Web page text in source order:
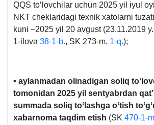
QQS toʻlovchilar uchun 2025 yil iyul
NKT cheklaridagi teхnik хatolarni
kuni –2025 yil 20 avgust (23.11.2019
1-ilova 38-1-b., SK 273-m. 1-q.);
• aylanmadan olinadigan soliq
tomonidan 2025 yil sentyabrdan
summada soliq toʻlashga oʻtish
хabarnoma taqdim etish (SK 470-1-